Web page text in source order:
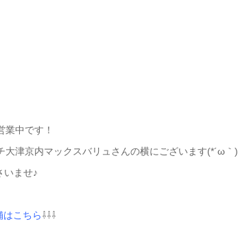
中です！
津京内マックスバリュさんの横にございます(*´ω｀)
いませ♪
こちら⇩⇩⇩